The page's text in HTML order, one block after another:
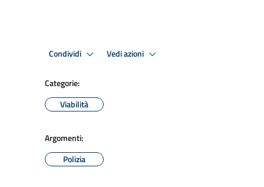
Condividi Vedi azioni
Categorie:
Viabilità
Argomenti:
Polizia